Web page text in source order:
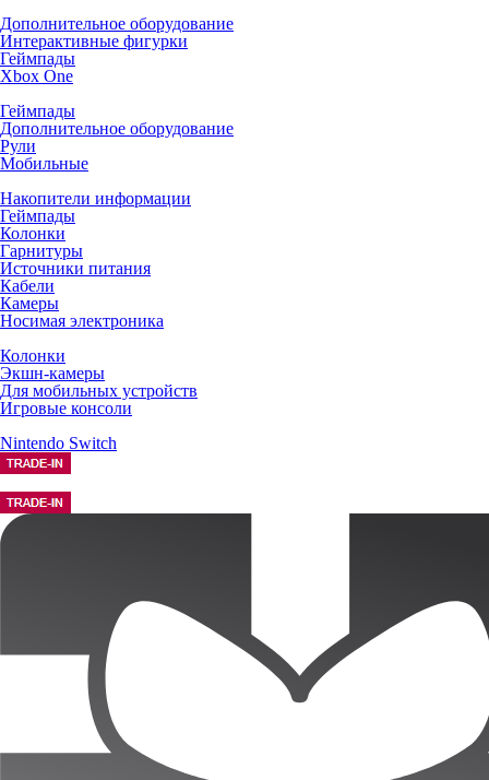
Дополнительное оборудование
Интерактивные фигурки
Геймпады
Xbox One
Геймпады
Дополнительное оборудование
Рули
Мобильные
Накопители информации
Геймпады
Колонки
Гарнитуры
Источники питания
Кабели
Камеры
Носимая электроника
Колонки
Экшн-камеры
Для мобильных устройств
Игровые консоли
Nintendo Switch